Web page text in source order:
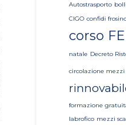
Autostrasporto
CIGO confidi
corso
natale Decreto
circolazione mezzi
formazione
labrofico mezzi